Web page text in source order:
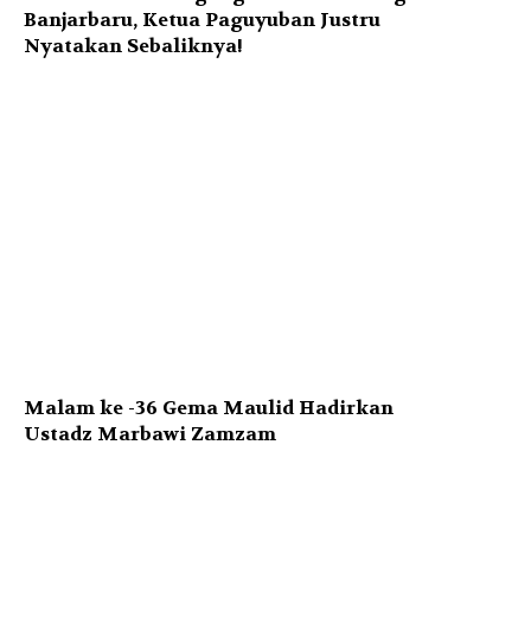
Banjarbaru, Ketua Paguyuban Justru
Nyatakan Sebaliknya!
Malam ke -36 Gema Maulid Hadirkan
Ustadz Marbawi Zamzam